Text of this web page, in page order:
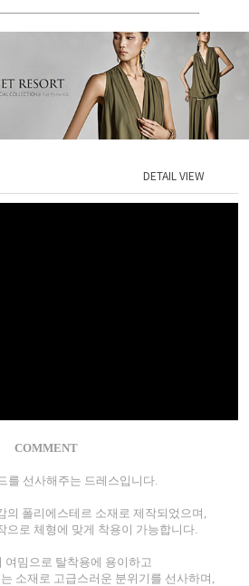
DETAIL VIEW
COMMENT
를 선사해주는 드레스입니다.
의 폴리에스테르 소재로 제작되었으며,
으로 체형에 맞게 착용이 가능합니다.
여밈으로 탈착용에 용이하고
소재로 고급스러운 분위기를 선사하며,